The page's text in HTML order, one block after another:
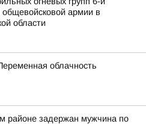
общевойсковой армии в
области
облачность
районе задержан мужчина по